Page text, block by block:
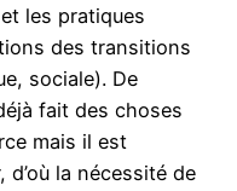
les pratiques
des transitions
sociale). De
fait des choses
mais il est
d’où la nécessité de